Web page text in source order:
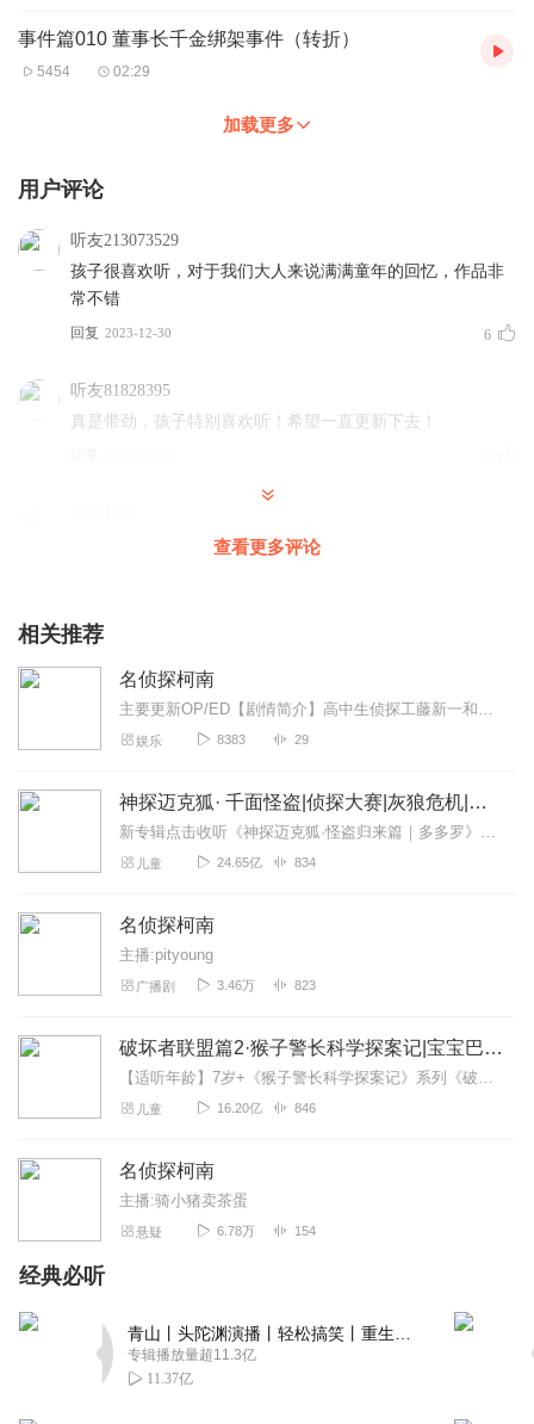
事件篇010 董事长千金绑架事件（转折）
5454 02:29
加载更多
用户评论
听友213073529
孩子很喜欢听，对于我们大人来说满满童年的回忆，作品非
常不错
回复 2023-12-30 6
听友81828395
真是带劲，孩子特别喜欢听！希望一直更新下去！
终于有柯南相关的有声书啦，主播真是有心，是我们8090后
回复
杨洋_0va
童年回忆满满，没时间看，这个真不错
迷糊小包
满满的回忆，小盆友也喜欢，情报综合体
小白兔小黑兔花花
孩子的最爱，居然在这里发现了，一个个小故事，小朋友听
的可认真了，有了它，带娃出门轻松多了。主播继续努力，
2023-12-23 2
莱恩拉斯克尔切诺公爵
2024-03-17
听友400945934
超好听！！！大家一定要听哦！不喜欢不要说难听话。☺☺
http://biaoqing.gtimg.com/back/yuntu/o/d6139398df4773ebe8d6e
12f4574bde6.gi
2025-07-02
查看更多评论
相关推荐
名侦探柯南
主要更新OP/ED【剧情简介】高中生侦探工藤新一和青梅竹马的同学毛利兰一同去游乐园玩的时候，目击了黑衣男子的可疑交易现场。只顾偷看交易的工藤新一，却忽略了从背后...
娱乐 8383 29
神探迈克狐· 千面怪盗|侦探大赛|灰狼危机|多多罗
新专辑点击收听《神探迈克狐·怪盗归来篇｜多多罗》！！！>>>点击进入主播橱窗购买《神探迈克狐》系列图书吧!<<<多多罗故事【点击前往】收听多多罗其他好玩有趣的故...
儿童 24.65亿 834
名侦探柯南
主播:pityoung
广播剧 3.46万 823
破坏者联盟篇2·猴子警长科学探案记|宝宝巴士故事
【适听年龄】7岁+《猴子警长科学探案记》系列《破坏者联盟篇1·猴子警长科学探案记》>>>《破坏者联盟篇2·猴子警长科学探案记》>>>《破坏者联盟篇3·猴子警长科...
儿童 16.20亿 846
名侦探柯南
主播:骑小猪卖茶蛋
悬疑 6.78万 154
经典必听
专辑播放量超11.3亿
11.37亿